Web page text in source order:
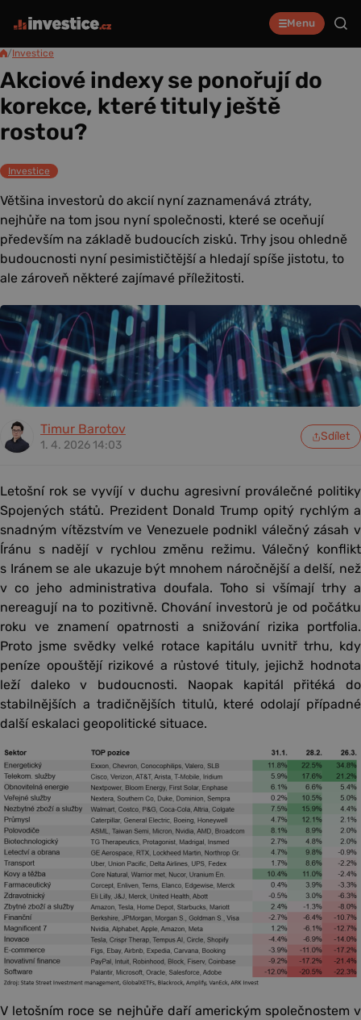
Menu
/Investice
Akciové indexy se ponořují do
korekce, které tituly ještě
rostou?
Investice
Většina investorů do akcií nyní zaznamenává ztráty,
nejhůře na tom jsou nyní společnosti, které se oceňují
především na základě budoucích zisků. Trhy jsou ohledně
budoucnosti nyní pesimističtější a hledají spíše jistotu, to
ale zároveň některé zajímavé příležitosti.
Timur Barotov
1. 4. 2026 14:03
Sdílet
Letošní rok se vyvíjí v duchu agresivní proválečné politiky
Spojených států. Prezident Donald Trump opitý rychlým a
snadným vítězstvím ve Venezuele podnikl válečný zásah v
Íránu s nadějí v rychlou změnu režimu. Válečný konflikt
s Iránem se ale ukazuje být mnohem náročnější a delší, než
v co jeho administrativa doufala. Toho si všímají trhy a
nereagují na to pozitivně. Chování investorů je od počátku
roku ve znamení opatrnosti a snižování rizika portfolia.
Proto jsme svědky velké rotace kapitálu uvnitř trhu, kdy
peníze opouštějí rizikové a růstové tituly, jejichž hodnota
leží daleko v budoucnosti. Naopak kapitál přitéká do
stabilnějších a tradičnějších titulů, které odolají případné
další eskalaci geopolitické situace.
V letošním roce se nejhůře daří americkým společnostem v